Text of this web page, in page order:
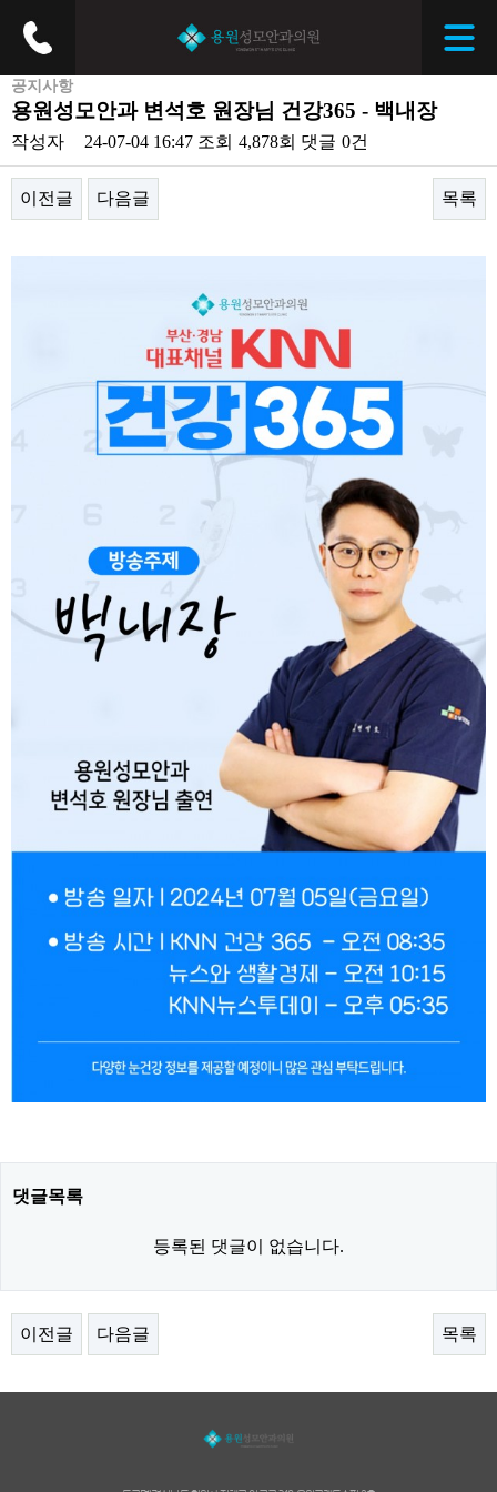
공지사항
용원성모안과 변석호 원장님 건강365 - 백내장
작성자 24-07-04 16:47 조회 4,878회 댓글 0건
이전글 다음글 목록
본문
댓글목록
등록된 댓글이 없습니다.
이전글 다음글 목록